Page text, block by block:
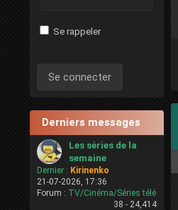
Se rappeler
Derniers messages
Les séries de la
semaine
Dernier : Kirinenko
21-07-2026, 17:36
Forum : TV/Cinéma/Séries télé
38 - 24,414